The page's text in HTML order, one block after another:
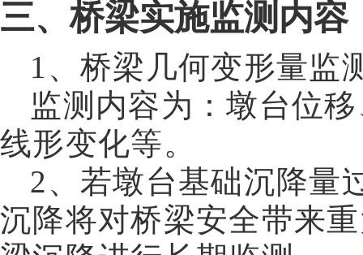
三、桥梁实施监测内容
1 、桥梁几何变形量监
监测内容为：墩台位
线形变化等。
2、若墩台基础沉降量
沉降将对桥梁安全带来